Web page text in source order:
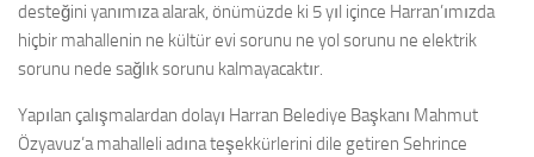
desteğini yanımıza alarak, önümüzde ki 5 yıl içince Harran’ımızda
hiçbir mahallenin ne kültür evi sorunu ne yol sorunu ne elektrik
sorunu nede sağlık sorunu kalmayacaktır.
Yapılan çalışmalardan dolayı Harran Belediye Başkanı Mahmut
Özyavuz’a mahalleli adına teşekkürlerini dile getiren Sehrince